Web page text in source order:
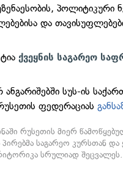
პოლიტიკური
და
ქვეყნის საგარეო
სუს-ის
ფედერაციას
რუსეთის მიერ
საგარეო კურსთან და
სრულიად შეცვალეს.